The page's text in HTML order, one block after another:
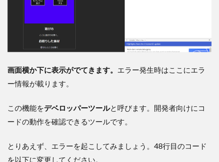
画面横か下に表示がでてきます。 エラー発生時はここにエラ
ー情報が載ります。
この機能をデベロッパーツールと呼びます。開発者向けにコ
ードの動作を確認できるツールです。
とりあえず、エラーを起こしてみましょう。48行目のコード
を以下に変更してください。